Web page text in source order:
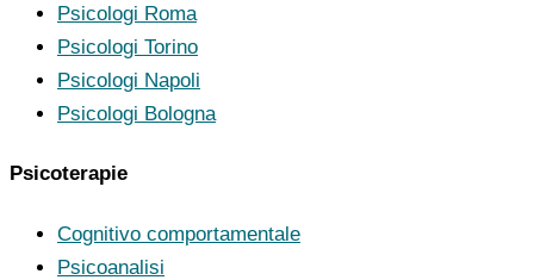
Psicologi Roma
Psicologi Torino
Psicologi Napoli
Psicologi Bologna
Psicoterapie
Cognitivo comportamentale
Psicoanalisi